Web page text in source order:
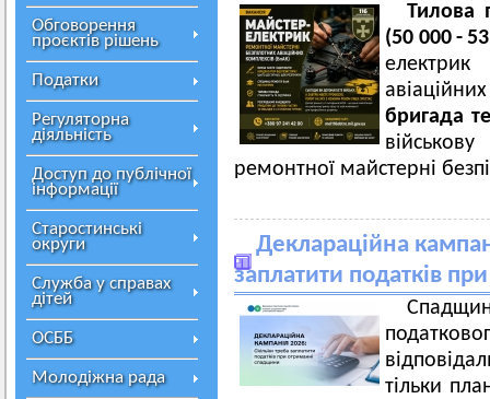
Обговорення
проєктів рішень
Податки
Регуляторна
діяльність
Доступ до публічної
інформації
Старостинські
округи
Служба у справах
дітей
ОСББ
Молодіжна рада
Тилова
(50 000
електрик
бригада
ремонтної майстерні
Деклараційна
заплатити податків
тільки